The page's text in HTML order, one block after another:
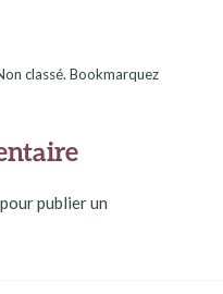
classé. Bookmarquez
pour publier un